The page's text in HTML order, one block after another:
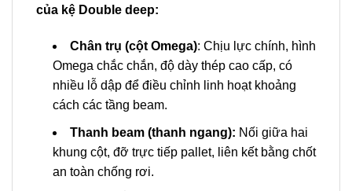
của kệ Double deep:
Chân trụ (cột Omega): Chịu lực chính, hình
Omega chắc chắn, độ dày thép cao cấp, có
nhiều lỗ dập để điều chỉnh linh hoạt khoảng
cách các tầng beam.
Thanh beam (thanh ngang): Nối giữa hai
khung cột, đỡ trực tiếp pallet, liên kết bằng chốt
an toàn chống rơi.